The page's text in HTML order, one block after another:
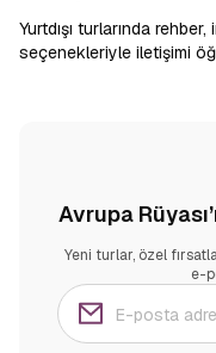
Yurtdışı turlarında
seçenekleriyle iletişimi
Avrupa
Yeni turlar, özel
e-